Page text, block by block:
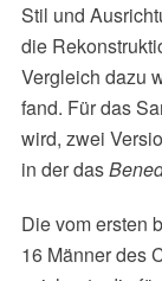
Stil und
die
Vergleich dazu
fand. Für das
wird, zwei
in der das
Die vom ersten
16 Männer des